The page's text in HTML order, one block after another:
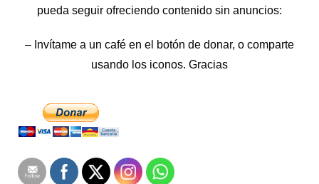
pueda seguir ofreciendo contenido sin anuncios:
– Invítame a un café en el botón de donar, o comparte
usando los iconos. Gracias